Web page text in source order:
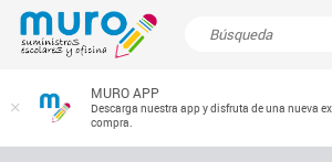
MURO APP
Descarga nuestra app y disfruta de una nueva
compra.